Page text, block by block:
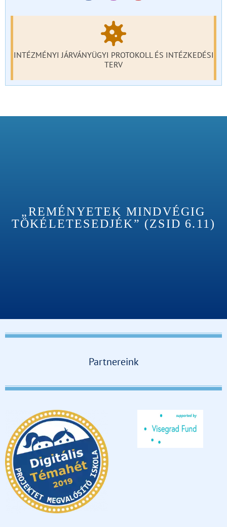
INTÉZMÉNYI JÁRVÁNYÜGYI PROTOKOLL ÉS INTÉZKEDÉSI
TERV
„REMÉNYETEK MINDVÉGIG
TÖKÉLETESEDJÉK” (ZSID 6.11)
Partnereink